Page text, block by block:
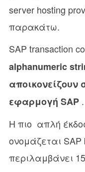
server hosting
παρακάτω.
SAP transaction
alphanumeric
αποικονείζουν
εφαρμογή SAP .
Η πιο απλή
ονομάζεται SAP
περιλαμβάνει